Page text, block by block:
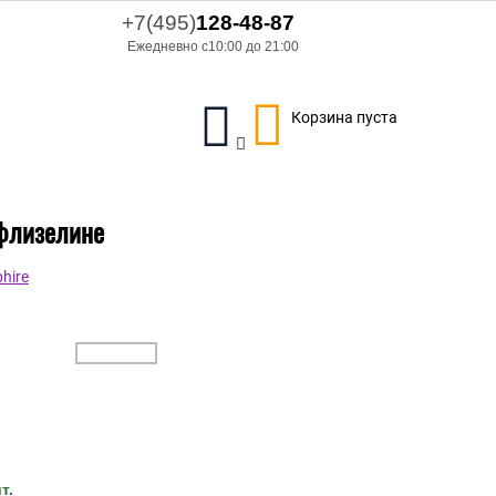
+7(495)128-48-87
Ежедневно с10:00 до 21:00
Корзина пуста